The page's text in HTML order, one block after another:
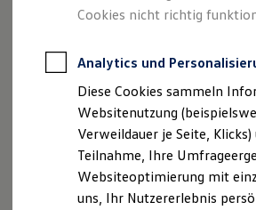
Kleinwagen-Leasing
Leasing ohne Anzahlung
Autokredit mit
Versicherungen und Garantien
Kfz-Versicherung
Garantien
Wartungsverträge
Geschäftskunden
Professional Class bei
Großkunden
Behörden
Cookies nicht richtig
Analytics und
Diese Cookies sammeln
Websitenutzung
Verweildauer je Seite,
Teilnahme, Ihre
Websiteoptimierung mit
uns, Ihr Nutzererlebnis